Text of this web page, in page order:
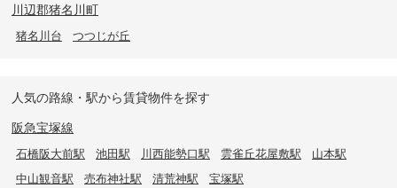
川辺郡猪名川町
猪名川台 つつじが丘
人気の路線・駅から賃貸物件を探す
阪急宝塚線
石橋阪大前駅 池田駅 川西能勢口駅 雲雀丘花屋敷駅
山本駅
中山観音駅
売布神社駅 清荒神駅 宝塚駅